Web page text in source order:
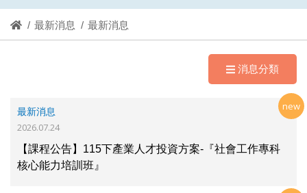
最新消息 最新消息
消息分類
new
最新消息
【課程公告】115下產業人才投資方案-『社會工作專科
核心能力培訓班』
2026.07.24